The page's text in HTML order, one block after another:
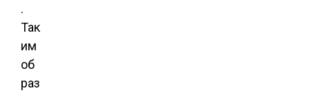
.
Так
им
об
раз